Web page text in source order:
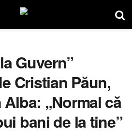
Guvern”
Cristian Păun,
„Normal că
bani de la tine”